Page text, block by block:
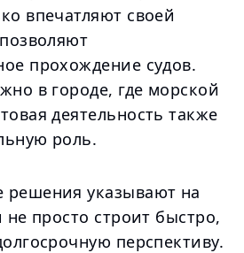
впечатляют своей
прохождение судов.
в городе, где морской
деятельность также
роль.
указывают на
просто строит быстро,
перспективу.